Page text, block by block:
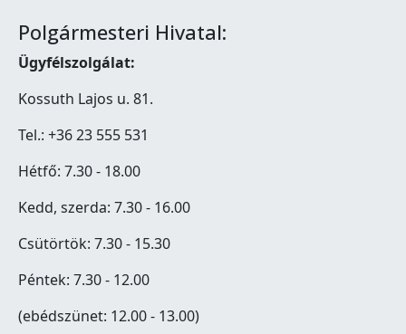
Polgármesteri Hivatal:
Ügyfélszolgálat:
Kossuth Lajos u. 81.
Tel.: +36 23 555 531
Hétfő: 7.30 - 18.00
Kedd, szerda: 7.30 - 16.00
Csütörtök: 7.30 - 15.30
Péntek: 7.30 - 12.00
(ebédszünet: 12.00 - 13.00)